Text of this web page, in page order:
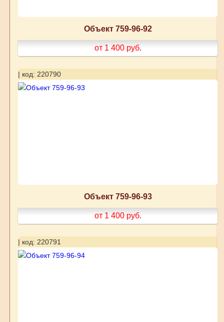
Объект 759-96-92
от 1 400 руб.
| код: 220790
Объект 759-96-93
от 1 400 руб.
| код: 220791